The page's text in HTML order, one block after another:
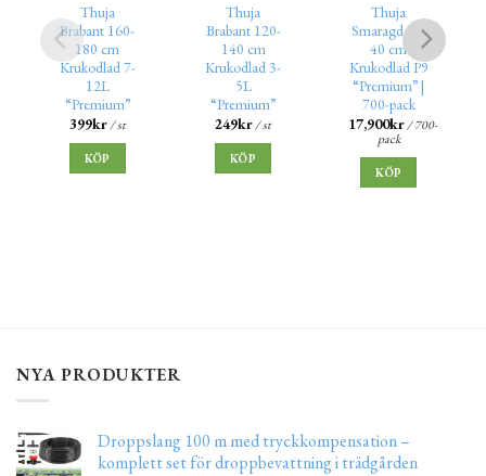
Thuja
Brabant 160-
180 cm
Krukodlad 7-
12L
“Premium”
399kr/ st
KÖP
Thuja
Brabant 120-
140 cm
Krukodlad 3-
5L
“Premium”
249kr / st
KÖP
Thuja
Smaragd 25-
40 cm
Krukodlad P9
“Premium” |
700-pack
17,900kr / 700-
pack
KÖP
NYA PRODUKTER
Droppslang 100 m med tryckkompensation –
komplett set för droppbevattning i trädgården